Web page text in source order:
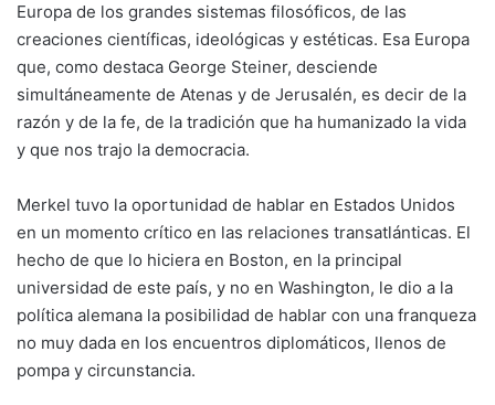
Europa de los grandes sistemas filosóficos, de las
creaciones científicas, ideológicas y estéticas. Esa Europa
que, como destaca George Steiner, desciende
simultáneamente de Atenas y de Jerusalén, es decir de la
razón y de la fe, de la tradición que ha humanizado la vida
y que nos trajo la democracia.
Merkel tuvo la oportunidad de hablar en Estados Unidos
en un momento crítico en las relaciones transatlánticas. El
hecho de que lo hiciera en Boston, en la principal
universidad de este país, y no en Washington, le dio a la
política alemana la posibilidad de hablar con una franqueza
no muy dada en los encuentros diplomáticos, llenos de
pompa y circunstancia.